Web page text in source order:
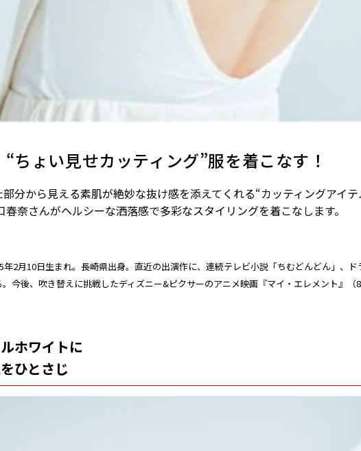
“ちょい見せカッティング”服を着こなす！
分から見える素肌が絶妙な抜け感を添えてくれる“カッティングアイ
奈さんがヘルシーな洒落感で多彩なスタイリングを着こなします。
年2月10日生まれ。長崎県出身。直近の出演作に、連続テレビ小説「ちむどんどん」、
。今後、吹き替えに挑戦したディズニー&ピクサーのアニメ映画『マイ・エレメント』（
ホワイトに
ひとさじ